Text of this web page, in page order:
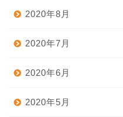
2020年8月
2020年7月
2020年6月
2020年5月